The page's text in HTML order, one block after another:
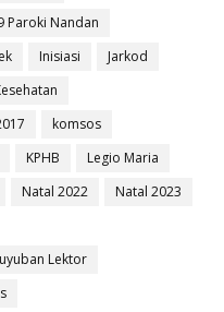
Paroki Nandan
Inisiasi
Jarkod
komsos
KPHB
Legio Maria
Natal 2022
Natal 2023
Lektor